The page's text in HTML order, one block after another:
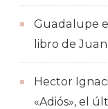
Guadalupe
libro de
Hector
«Adiós», el